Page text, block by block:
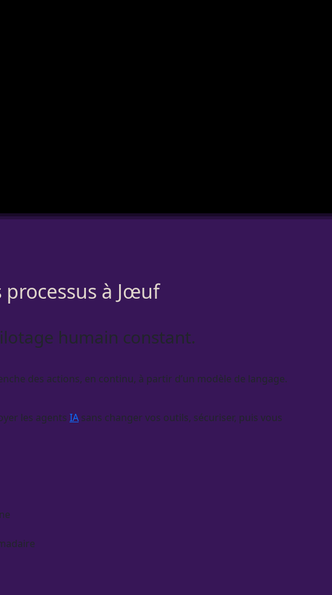
à Jœuf
humain constant.
des actions, en continu, à partir d’un modèle de langage.
les agents IA sans changer vos outils, sécuriser, puis vous